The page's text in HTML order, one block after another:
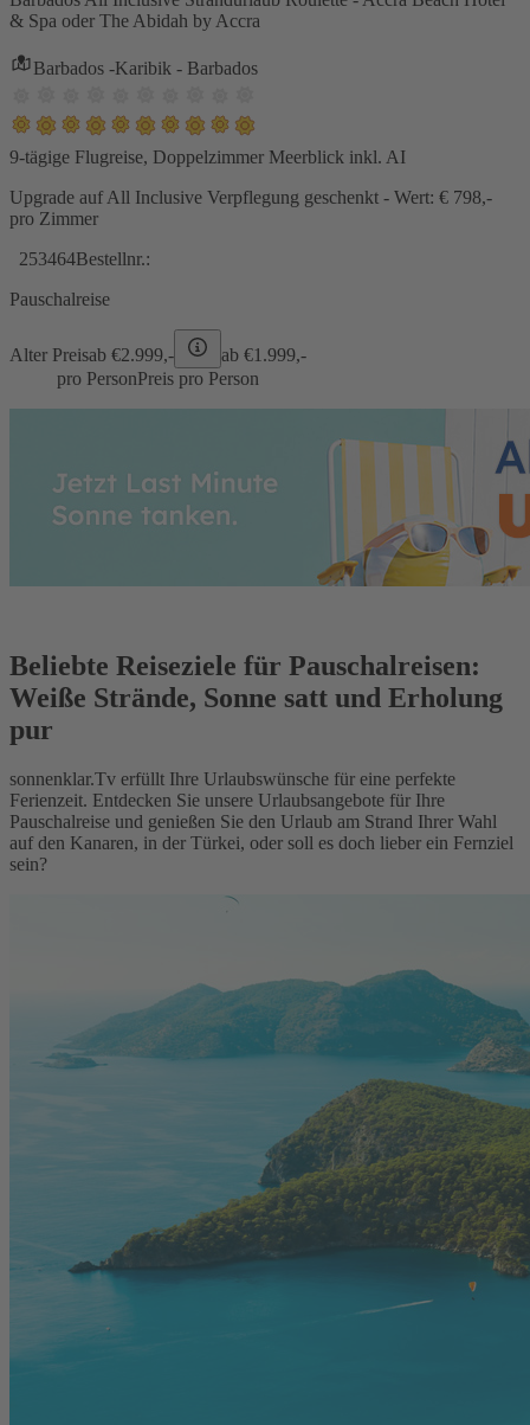
& Spa oder The Abidah by Accra
Barbados -Karibik - Barbados
9-tägige Flugreise, Doppelzimmer Meerblick inkl. AI
Upgrade auf All Inclusive Verpflegung geschenkt - Wert: € 798,-
pro Zimmer
253464Bestellnr.:
Pauschalreise
Alter Preisab €2.999,- ab €1.999,-
pro PersonPreis pro Person
Beliebte Reiseziele für Pauschalreisen:
Weiße Strände, Sonne satt und Erholung
pur
sonnenklar.Tv erfüllt Ihre Urlaubswünsche für eine perfekte
Ferienzeit. Entdecken Sie unsere Urlaubsangebote für Ihre
Pauschalreise und genießen Sie den Urlaub am Strand Ihrer Wahl
auf den Kanaren, in der Türkei, oder soll es doch lieber ein Fernziel
sein?